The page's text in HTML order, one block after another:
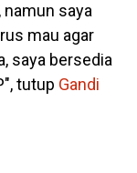
saya
mau agar
saya bersedia
tutup Gandi